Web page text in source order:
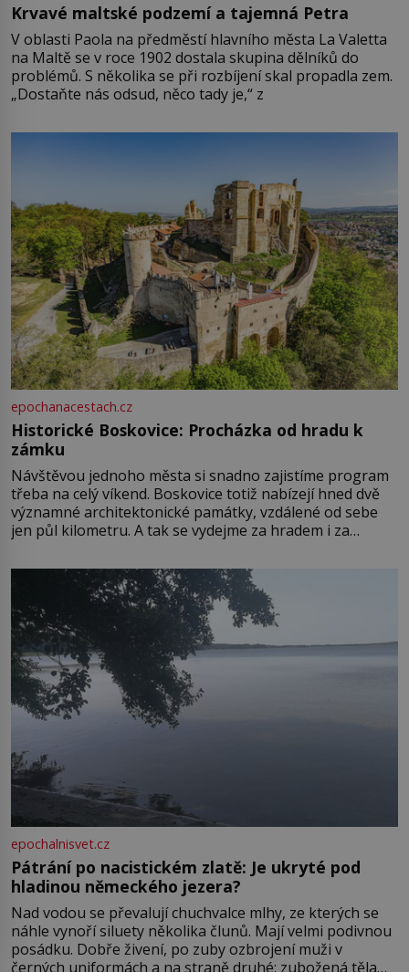
Krvavé maltské podzemí a tajemná Petra
V oblasti Paola na předměstí hlavního města La Valetta
na Maltě se v roce 1902 dostala skupina dělníků do
problémů. S několika se při rozbíjení skal propadla zem.
„Dostaňte nás odsud, něco tady je,“ z
epochanacestach.cz
Historické Boskovice: Procházka od hradu k
zámku
Návštěvou jednoho města si snadno zajistíme program
třeba na celý víkend. Boskovice totiž nabízejí hned dvě
významné architektonické památky, vzdálené od sebe
jen půl kilometru. A tak se vydejme za hradem i za
Boskovice na okraji Drahanské vrchoviny vznikla někdy
ve13. století, a už v roce 1313 kronikáři zaznamenali
epochalnisvet.cz
Pátrání po nacistickém zlatě: Je ukryté pod
hladinou německého jezera?
Nad vodou se převalují chuchvalce mlhy, ze kterých se
náhle vynoří siluety několika člunů. Mají velmi podivnou
posádku. Dobře živení, po zuby ozbrojení muži v
černých uniformách a na straně druhé: zubožená těla